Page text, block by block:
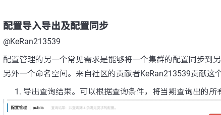
配置导入导出及配置同步
@KeRan213539
配置管理的另一个常见需求是能够将一个集群的配置同步到
另外一个命名空间。来自社区的贡献者KeRan213539贡献这
导出查询结果。可以根据查询条件，将当期查询出的所